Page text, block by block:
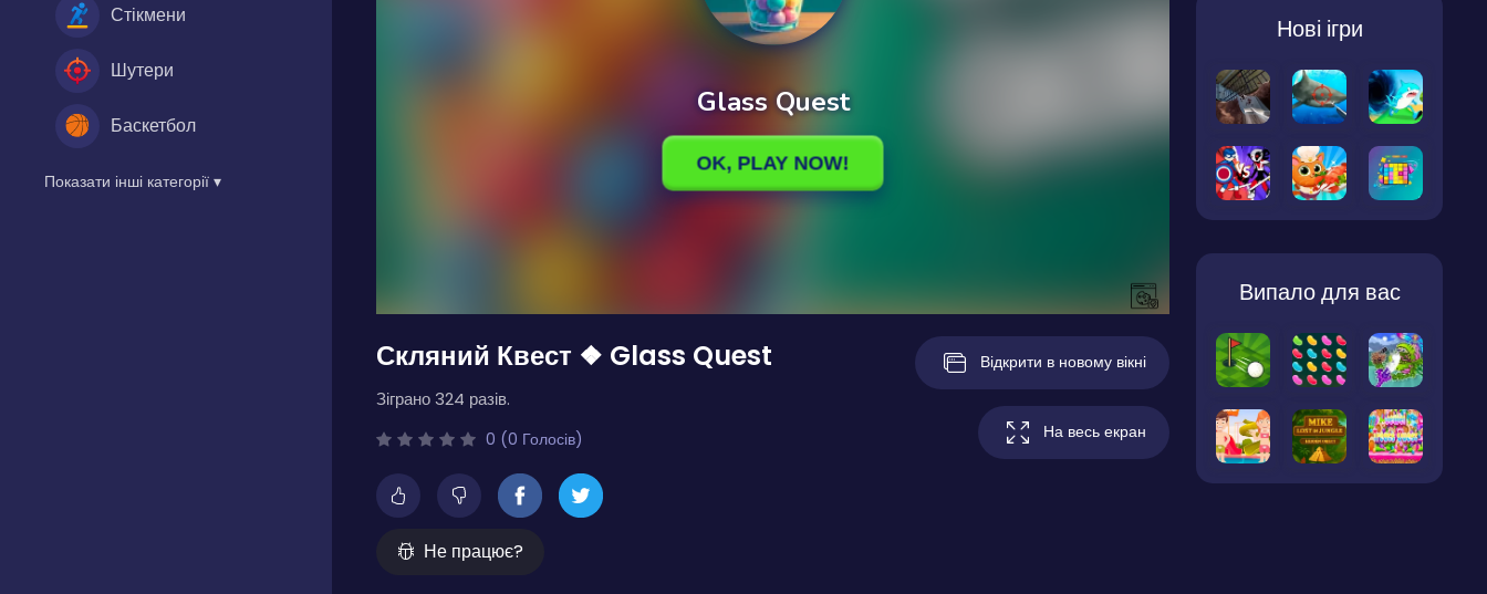
Стікмени
Шутери
Баскетбол
Показати інші категорії ▾
Скляний Квест ❖ Glass Quest
Зіграно 324 разів.
0 (0 Голосів)
Не працює?
Відкрити в новому вікні
На весь екран
Нові ігри
Випало для вас